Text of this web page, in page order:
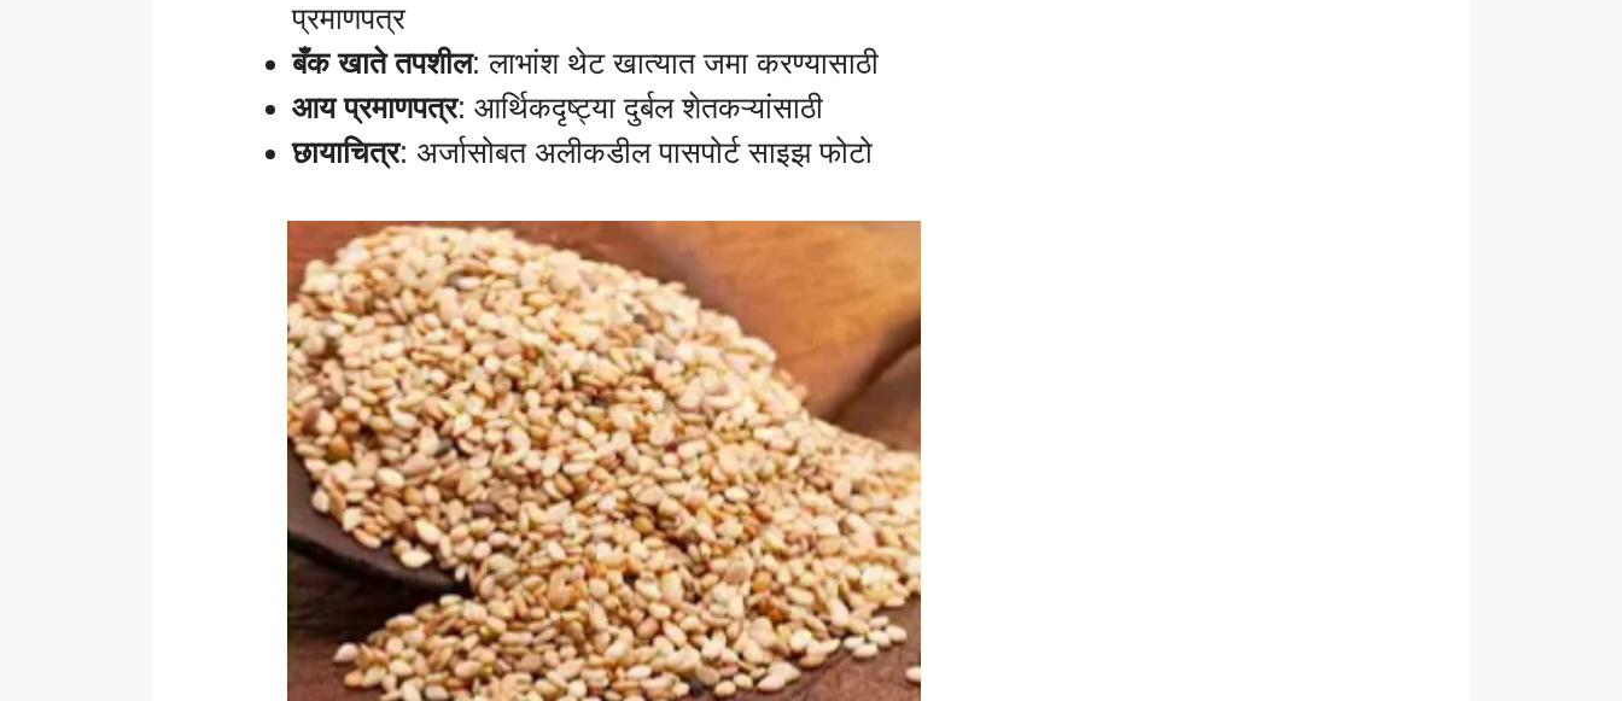
प्रमाणपत्र
बँक खाते तपशील: लाभांश थेट खात्यात जमा करण्यासाठी
आय प्रमाणपत्र: आर्थिकदृष्ट्या दुर्बल शेतकऱ्यांसाठी
छायाचित्र: अर्जासोबत अलीकडील पासपोर्ट साइझ फोटो